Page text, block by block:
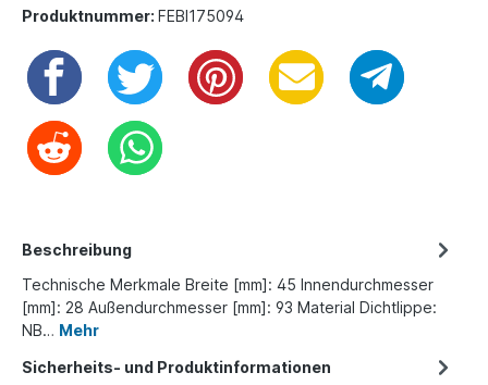
Produktnummer: FEBI175094
Beschreibung
Technische Merkmale Breite [mm]: 45 Innendurchmesser
[mm]: 28 Außendurchmesser [mm]: 93 Material Dichtlippe:
NB… Mehr
Sicherheits- und Produktinformationen